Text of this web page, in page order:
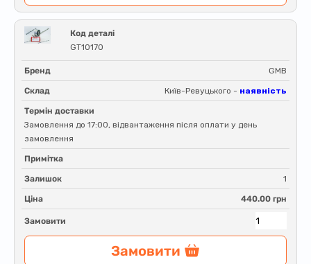
Код деталі
GT10170
Бренд GMB
Склад Київ-Ревуцького - наявність
Термін доставки
Замовлення до 17:00, відвантаження після оплати у день
замовлення
Примітка
Залишок 1
Ціна 440.00 грн
Замовити
Замовити